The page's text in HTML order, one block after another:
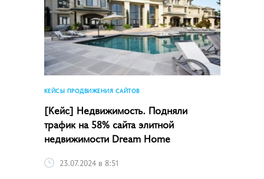
КЕЙСЫ ПРОДВИЖЕНИЯ САЙТОВ
[Кейс] Недвижимость. Подняли
трафик на 58% сайта элитной
недвижимости Dream Home
23.07.2024 в 8:51